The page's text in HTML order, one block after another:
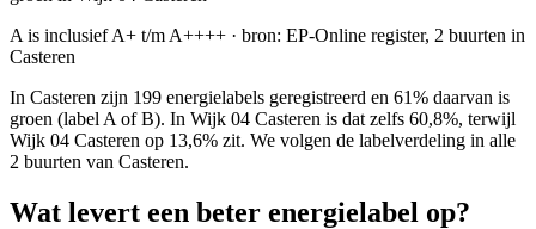
A is inclusief A+ t/m A++++ · bron: EP-Online register, 2 buurten in
Casteren
In Casteren zijn 199 energielabels geregistreerd en 61% daarvan is
groen (label A of B). In Wijk 04 Casteren is dat zelfs 60,8%, terwijl
Wijk 04 Casteren op 13,6% zit. We volgen de labelverdeling in alle
2 buurten van Casteren.
Wat levert een beter energielabel op?